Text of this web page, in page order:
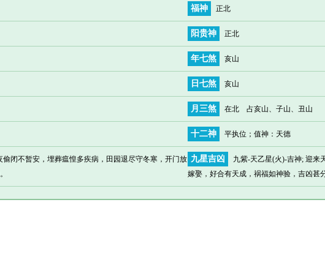
福神 正北
阳贵神 正北
年七煞 亥山
日七煞 亥山
月三煞 在北 占亥山、子山、丑山
十二神 平执位 ；值神：天德
闭不暂安，埋葬瘟惶多疾病，田园退尽守冬寒，开门放 九星吉凶
九紫-天乙星(火)-吉神; 迎来
嫁娶，好合有天成，祸福如神验，吉凶甚